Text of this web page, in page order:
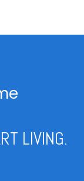
LIVING.